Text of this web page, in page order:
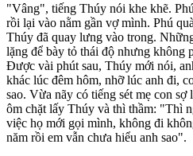
"Vâng", tiếng Thúy nói khe khẽ.
rồi lại vào nằm gần vợ mình. Phú
Thúy đã quay lưng vào trong.
lặng để bày tỏ thái độ nhưng không
Được vài phút sau, Thúy mới nói,
khác lúc đêm hôm, nhỡ lúc anh đi,
sao. Vừa nãy có tiếng sét mẹ con
ôm chặt lấy Thúy và thì thầm: "Thì
việc họ mới gọi mình, không đi
năm rồi em vẫn chưa hiểu anh sao".